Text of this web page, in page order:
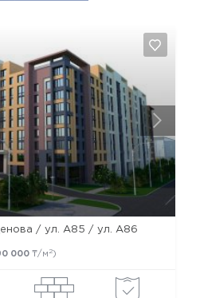
/ ул. А85 / ул. А86
000 ₸/м 2)
удалить Отмена